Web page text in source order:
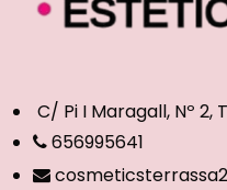
C/ Pi I Maragall, Nº 2,
656995641